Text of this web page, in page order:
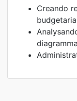
Creando
budgetaria